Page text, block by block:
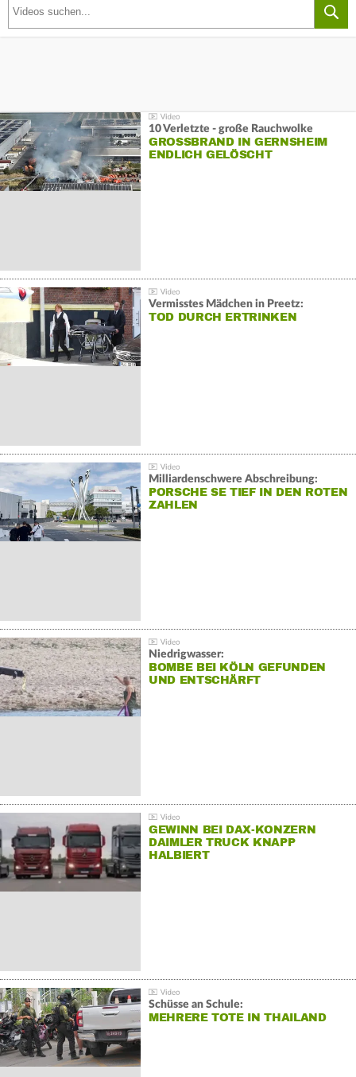
10 Verletzte - große Rauchwolke
GROSSBRAND IN GERNSHEIM E
NDLICH GELÖSCHT
Vermisstes Mädchen in Preetz:
TOD DURCH ERTRINKEN
Milliardenschwere Abschreibung:
PORSCHE SE TIEF IN DEN ROTEN
ZAHLEN
Niedrigwasser:
BOMBE BEI KÖLN GEFUNDEN
UND ENTSCHÄRFT
GEWINN BEI DAX-KONZERN
DAIMLER TRUCK KNAPP
HALBIERT
Schüsse an Schule:
MEHRERE TOTE IN THAILAND